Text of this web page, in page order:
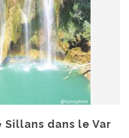
Sillans dans le Var